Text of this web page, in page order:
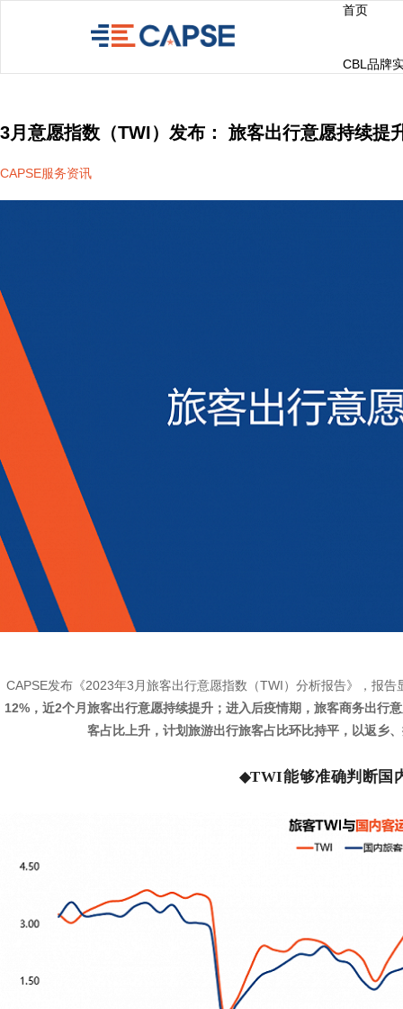
首页
CBL品牌
3月意愿指数（TWI）发布： 旅客出行意愿持续提
CAPSE服务资讯
CAPSE发布《2023年3月旅客出行意愿指数（TWI）分析报告》，报告
12%，近2个月旅客出行意愿持续提升；进入后疫情期， 旅客商务出行
客占比上升，计划旅游出行旅客占比环比持平，以返乡
◆TWI能够准确判断国